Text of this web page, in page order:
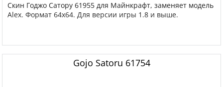
Скин Годжо Сатору 61955 для Майнкрафт, заменяет модель
Alex. Формат 64x64. Для версии игры 1.8 и выше.
Gojo Satoru 61754